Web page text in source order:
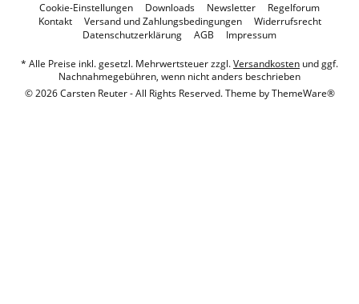
Cookie-Einstellungen Downloads Newsletter
Regelforum
Kontakt
Versand und Zahlungsbedingungen
Widerrufsrecht
Datenschutzerklärung
AGB Impressum
* Alle Preise inkl. gesetzl. Mehrwertsteuer zzgl.Versandkosten und ggf.
Nachnahmegebühren, wenn nicht anders beschrieben
© 2026 Carsten Reuter - All Rights Reserved. Theme byThemeWare®